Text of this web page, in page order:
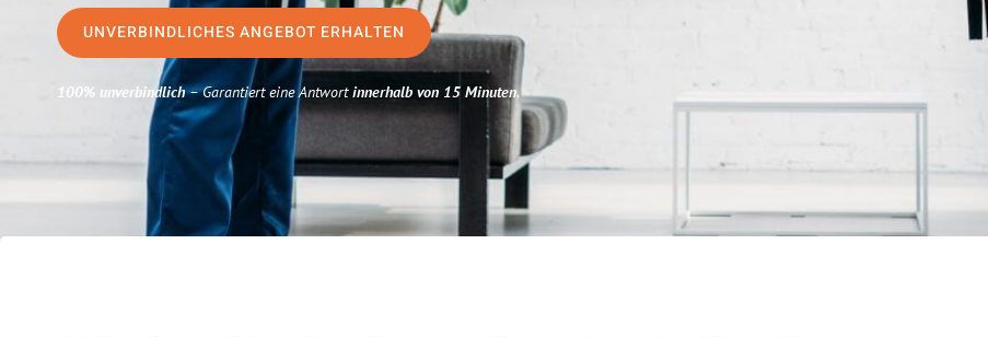
UNVERBINDLICHES ANGEBOT ERHALTEN
100% unverbindlich– Garantiert eine Antwortinnerhalb von 15 Minuten.